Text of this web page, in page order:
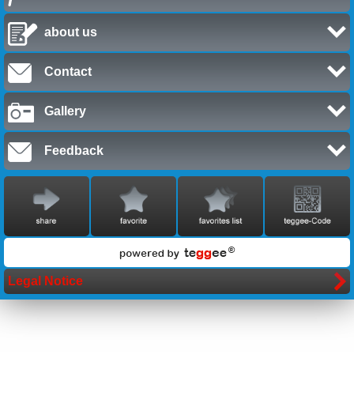
about us
Contact
Gallery
Feedback
Legal Notice